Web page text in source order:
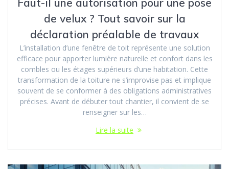
Faut-il une autorisation pour une pose
de velux ? Tout savoir sur la
déclaration préalable de travaux
L’installation d’une fenêtre de toit représente une solution
efficace pour apporter lumière naturelle et confort dans les
combles ou les étages supérieurs d’une habitation. Cette
transformation de la toiture ne s’improvise pas et implique
souvent de se conformer à des obligations administratives
précises. Avant de débuter tout chantier, il convient de se
renseigner sur les…
Lire la suite